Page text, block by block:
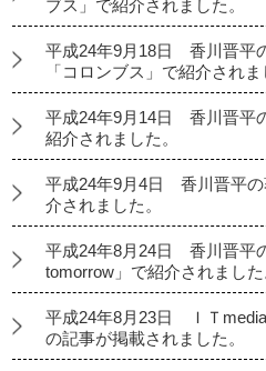
ブス」で紹介されました。
平成24年9月18日 香川晋平
「コロンブス」で紹介されま
平成24年9月14日 香川晋平
紹介されました。
平成24年9月4日 香川晋平の
介されました。
平成24年8月24日 香川晋平
tomorrow」で紹介されました
平成24年8月23日 ＩＴ
の記事が掲載されました。